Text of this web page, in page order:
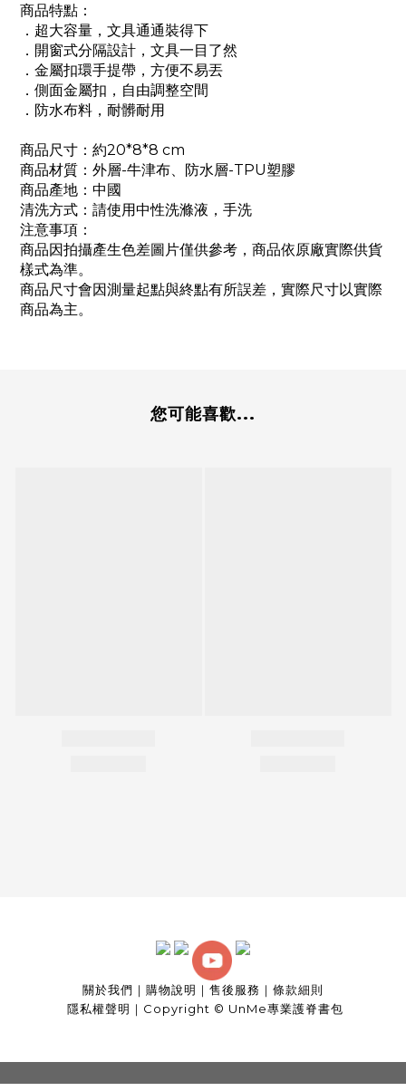
商品特點：
．超大容量，文具通通裝得下
．開窗式分隔設計，文具一目了然
．金屬扣環手提帶，方便不易丟
． 側面金屬扣，自由調整空間
．防水布料，耐髒耐用
商品尺寸：約20*8*8 cm
商品材質：外層-牛津布、防水層-TPU塑膠
商品產地：中國
清洗方式：請使用中性洗滌液，手洗
注意事項：
商品因拍攝產生色差圖片僅供參考，商品依原廠實際供貨
樣式為準。
商品尺寸會因測量起點與終點有所誤差，實際尺寸以實際
商品為主。
您可能喜歡...
關於我們 ｜ 購物說明 ｜ 售後服務 ｜ 條款細則
隱私權聲明 ｜ Copyright © UnMe專業護脊書包